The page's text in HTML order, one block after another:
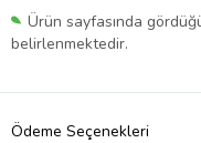
Ürün sayfasında
belirlenmektedir.
Ödeme Seçenekleri